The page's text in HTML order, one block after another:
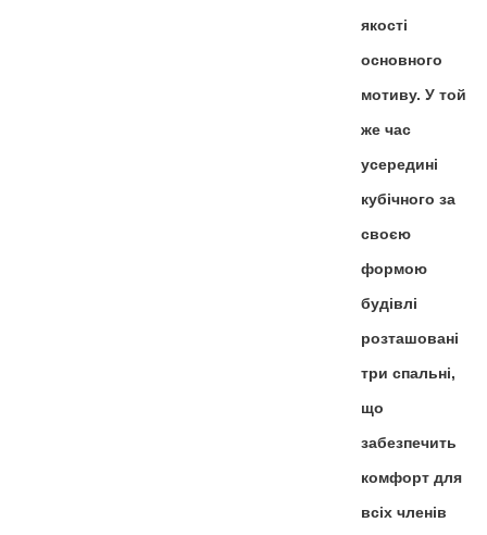
якості
основного
мотиву. У той
же час
усередині
кубічного за
своєю
формою
будівлі
розташовані
три спальні,
що
забезпечить
комфорт для
всіх членів